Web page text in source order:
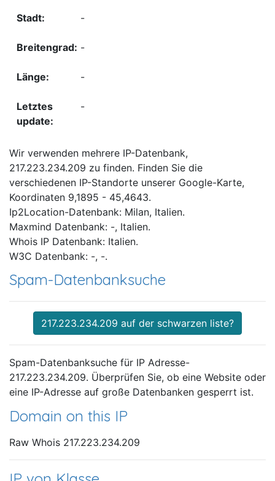
-
-
-
-
Wir verwenden mehrere IP-Datenbank,
217.223.234.209 zu finden. Finden Sie die
verschiedenen IP-Standorte unserer Google-Karte,
Koordinaten 9,1895 - 45,4643.
Ip2Location-Datenbank: Milan, Italien.
Maxmind Datenbank: -, Italien.
Whois IP Datenbank: Italien.
W3C Datenbank: -, -.
Spam-Datenbanksuche
217.223.234.209 auf der schwarzen liste?
Spam-Datenbanksuche für IP Adresse-
217.223.234.209. Überprüfen Sie, ob eine Website oder
eine IP-Adresse auf große Datenbanken gesperrt ist.
Domain on this IP
Raw Whois 217.223.234.209